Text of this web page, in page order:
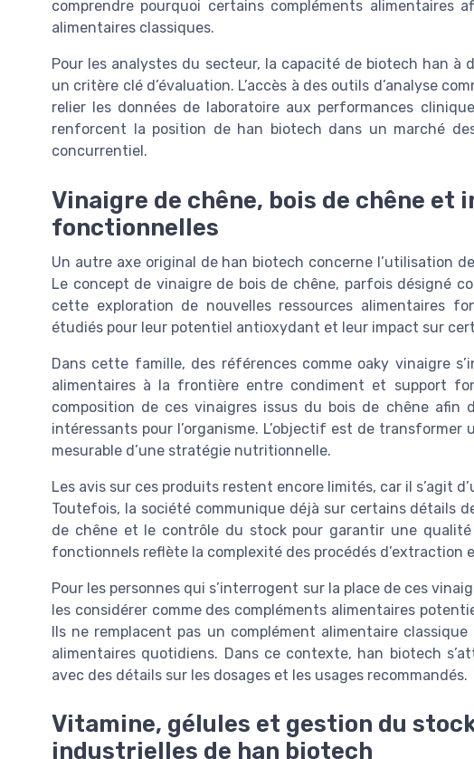
comprendre pourquoi certains compléments alimentaires
alimentaires classiques.
Pour les analystes du secteur, la capacité de biotech han
un critère clé d’évaluation. L’accès à des outils d’analyse
relier les données de laboratoire aux performances
renforcent la position de han biotech dans un marché
concurrentiel.
Vinaigre de chêne, bois de chêne et
fonctionnelles
Un autre axe original de han biotech concerne l’utilisation
Le concept de vinaigre de bois de chêne, parfois désigné
cette exploration de nouvelles ressources alimentaires
étudiés pour leur potentiel antioxydant et leur impact sur
Dans cette famille, des références comme oaky vinaigre
alimentaires à la frontière entre condiment et support
composition de ces vinaigres issus du bois de chêne afin
intéressants pour l’organisme. L’objectif est de
mesurable d’une stratégie nutritionnelle.
Les avis sur ces produits restent encore limités, car il s’agit
Toutefois, la société communique déjà sur certains détails
de chêne et le contrôle du stock pour garantir une
fonctionnels reflète la complexité des procédés d’extraction
Pour les personnes qui s’interrogent sur la place de ces
les considérer comme des compléments alimentaires
Ils ne remplacent pas un complément alimentaire
alimentaires quotidiens. Dans ce contexte, han biotech
avec des détails sur les dosages et les usages recommandés.
Vitamine, gélules et gestion du
industrielles de han biotech